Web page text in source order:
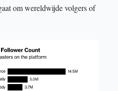
om wereldwijde volgers of